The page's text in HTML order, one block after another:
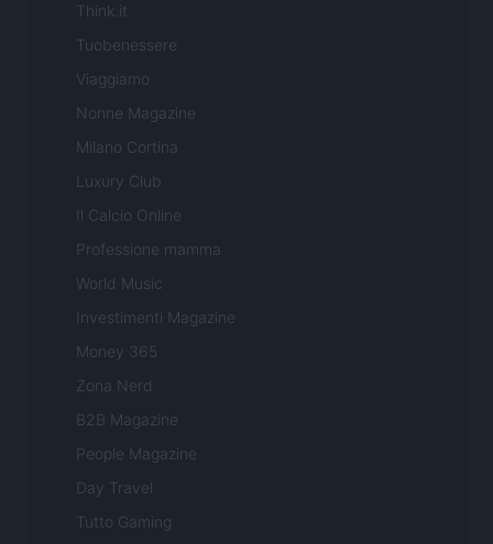
Think.it
Tuobenessere
Viaggiamo
Nonne Magazine
Milano Cortina
Luxury Club
Il Calcio Online
Professione mamma
World Music
Investimenti Magazine
Money 365
Zona Nerd
B2B Magazine
People Magazine
Day Travel
Tutto Gaming